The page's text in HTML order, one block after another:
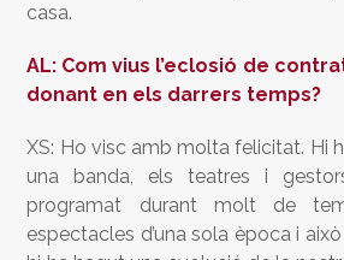
casa.
AL: Com vius l’eclosió de
donant en els darrers temps?
XS: Ho visc amb molta felicitat. Hi
una banda, els teatres i
programat durant molt de
espectacles d’una sola època i